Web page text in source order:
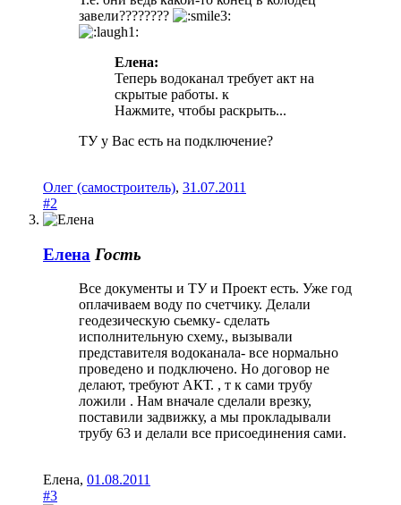
завели????????
Елена:
Теперь водоканал требует акт на
скрытые работы. к
Нажмите, чтобы раскрыть...
ТУ у Вас есть на подключение?
Олег (самостроитель), 31.07.2011
#2
Елена Гость
Все документы и ТУ и Проект есть. Уже год
оплачиваем воду по счетчику. Делали
геодезическую сьемку- сделать
исполнительную схему., вызывали
представителя водоканала- все нормально
проведено и подключено. Но договор не
делают, требуют АКТ. , т к сами трубу
ложили . Нам вначале сделали врезку,
поставили задвижку, а мы прокладывали
трубу 63 и делали все присоединения сами.
Елена, 01.08.2011
#3